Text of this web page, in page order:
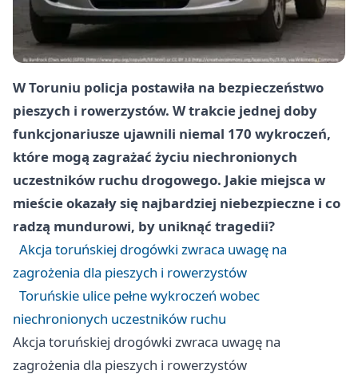
W Toruniu policja postawiła na bezpieczeństwo
pieszych i rowerzystów. W trakcie jednej doby
funkcjonariusze ujawnili niemal 170 wykroczeń,
które mogą zagrażać życiu niechronionych
uczestników ruchu drogowego. Jakie miejsca w
mieście okazały się najbardziej niebezpieczne i co
radzą mundurowi, by uniknąć tragedii?
Akcja toruńskiej drogówki zwraca uwagę na
zagrożenia dla pieszych i rowerzystów
Toruńskie ulice pełne wykroczeń wobec
niechronionych uczestników ruchu
Akcja toruńskiej drogówki zwraca uwagę na
zagrożenia dla pieszych i rowerzystów